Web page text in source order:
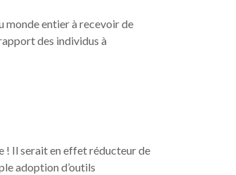
monde entier à recevoir de
des individus à
! Il serait en effet réducteur de
adoption d’outils